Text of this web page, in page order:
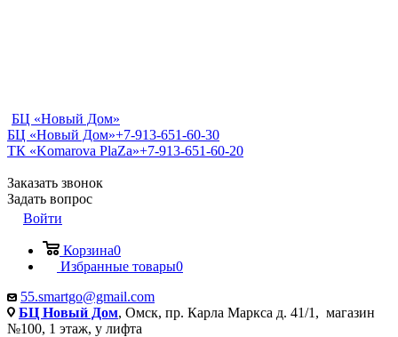
БЦ «Новый Дом»
БЦ «Новый Дом»+7-913-651-60-30
ТК «Komarova PlaZa»+7-913-651-60-20
Заказать звонок
Задать вопрос
Войти
Корзина0
Избранные товары0
55.smartgo@gmail.com
БЦ Новый Дом, Омск, пр. Карла Маркса д. 41/1, магазин
№100, 1 этаж, у лифта